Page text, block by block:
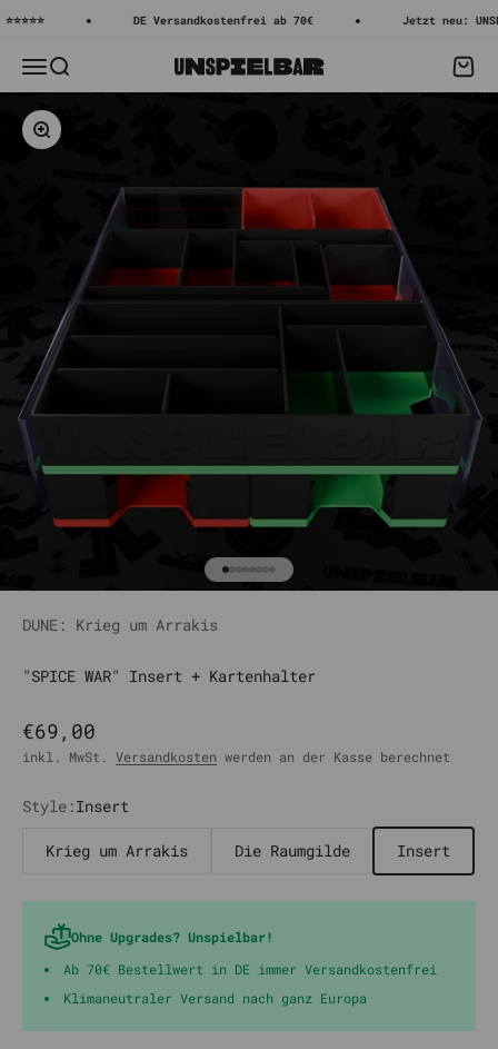
DE Versandkostenfrei ab 70€ Jetzt neu:
MenüSuche Unspielbar
Bild vergrößern
Gehe zu Element 1
Gehe zu Element 2
Gehe zu Element 3
Gehe zu Element 4
Gehe zu Element 5
Gehe zu Element 6
Gehe zu Element 7
Gehe zu Element 8
DUNE: Krieg um Arrakis
"SPICE WAR" Insert + Kartenhalter
Angebot
€69,00
inkl. MwSt. Versandkosten werden an der Kasse berechnet
Style:Insert
Krieg um Arrakis Die Raumgilde Insert
Ohne Upgrades? Unspielbar!
Ab 70€ Bestellwert in DE immer Versandkostenfrei
Klimaneutraler Versand nach ganz Europa